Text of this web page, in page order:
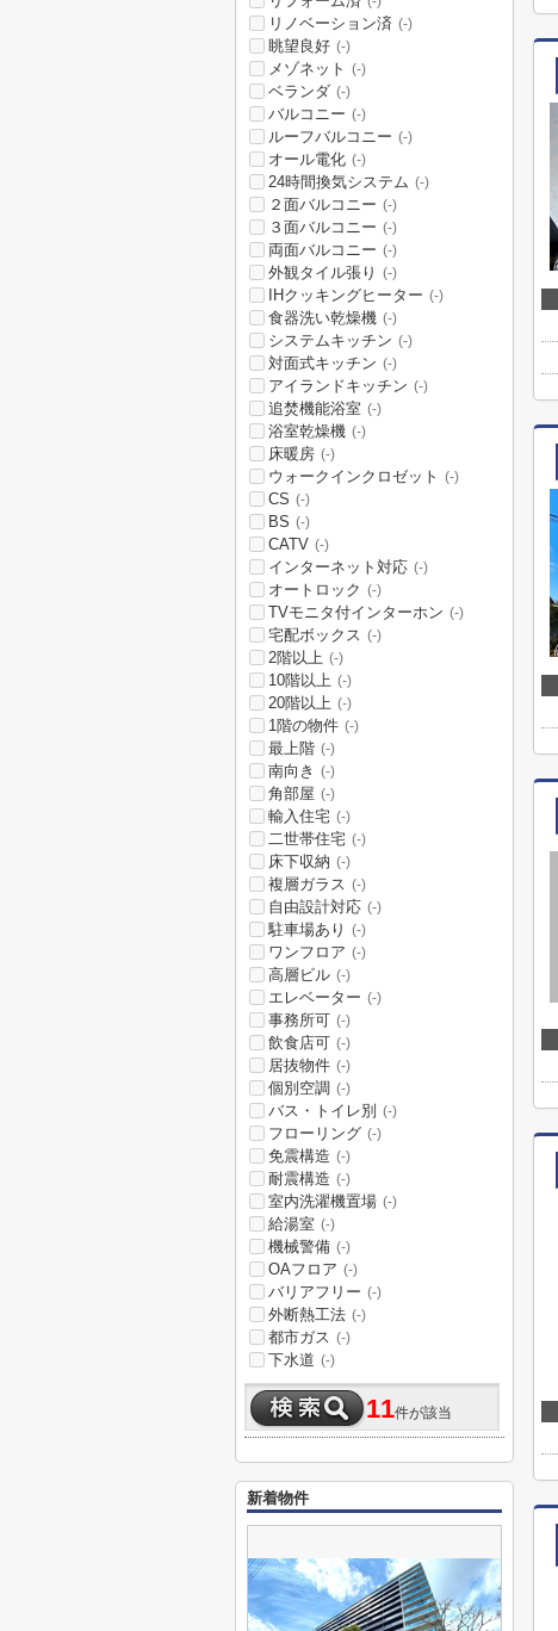
リノベーション済 (-)
眺望良好 (-)
メゾネット (-)
ベランダ (-)
バルコニー (-)
ルーフバルコニー (-)
オール電化 (-)
24時間換気システム (-)
２面バルコニー (-)
３面バルコニー (-)
両面バルコニー (-)
外観タイル張り (-)
IHクッキングヒーター (-)
食器洗い乾燥機 (-)
システムキッチン (-)
対面式キッチン (-)
アイランドキッチン (-)
追焚機能浴室 (-)
浴室乾燥機 (-)
床暖房 (-)
ウォークインクロゼット (-)
CS (-)
BS (-)
CATV (-)
インターネット対応 (-)
オートロック (-)
TVモニタ付インターホン (-)
宅配ボックス (-)
2階以上 (-)
10階以上 (-)
20階以上 (-)
1階の物件 (-)
最上階 (-)
南向き (-)
角部屋 (-)
輸入住宅 (-)
二世帯住宅 (-)
床下収納 (-)
複層ガラス (-)
自由設計対応 (-)
駐車場あり (-)
ワンフロア (-)
高層ビル (-)
エレベーター (-)
事務所可 (-)
飲食店可 (-)
居抜物件 (-)
個別空調 (-)
バス・トイレ別 (-)
フローリング (-)
免震構造 (-)
耐震構造 (-)
室内洗濯機置場 (-)
給湯室 (-)
機械警備 (-)
OAフロア (-)
バリアフリー (-)
外断熱工法 (-)
都市ガス (-)
下水道 (-)
11件が該当
新着物件